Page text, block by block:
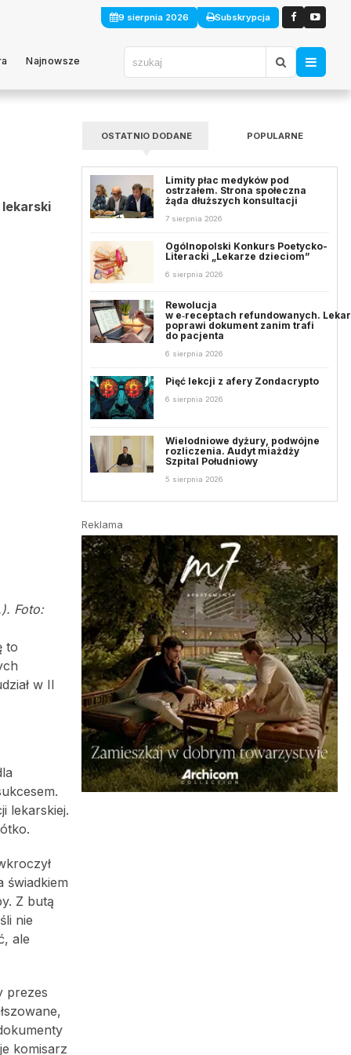
9 sierpnia 2026 Subskrypcja
Najnowsze
lekarski
Foto:
to
w II
lekarskiej.
świadkiem
Z butą
nie
ale
prezes
komisarz
OSTATNIO DODANE POPULARNE
Limity płac medyków pod
ostrzałem. Strona społeczna
żąda dłuższych konsultacji
7 sierpnia 2026
Ogólnopolski Konkurs Poetycko-
Literacki „Lekarze dzieciom”
6 sierpnia 2026
Rewolucja
w e‑receptach refundowanych.
poprawi dokument zanim trafi
do pacjenta
6 sierpnia 2026
Pięć lekcji z afery Zondacrypto
6 sierpnia 2026
Wielodniowe dyżury, podwójne
rozliczenia. Audyt miażdży
Szpital Południowy
5 sierpnia 2026
Reklama